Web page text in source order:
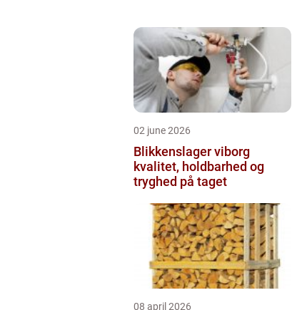
02 june 2026
Blikkenslager viborg
kvalitet, holdbarhed og
tryghed på taget
08 april 2026